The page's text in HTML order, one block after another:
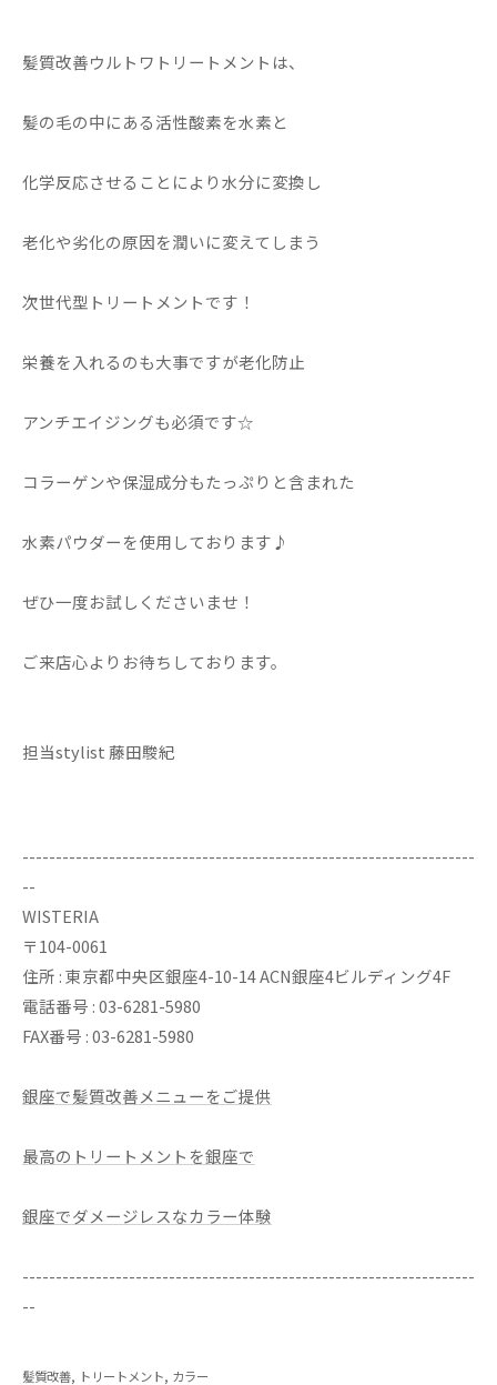
髪質改善ウルトワトリートメントは、
髪の毛の中にある活性酸素を水素と
化学反応させることにより水分に変換し
老化や劣化の原因を潤いに変えてしまう
次世代型トリートメントです！
栄養を入れるのも大事ですが老化防止
アンチエイジングも必須です☆
コラーゲンや保湿成分もたっぷりと含まれた
水素パウダーを使用しております♪
ぜひ一度お試しくださいませ！
ご来店心よりお待ちしております。
担当stylist 藤田駿紀
--------------------------------------------------------------------
--
WISTERIA
〒104-0061
住所 : 東京都中央区銀座4-10-14 ACN銀座4ビルディング4F
電話番号 : 03-6281-5980
FAX番号 : 03-6281-5980
銀座で髪質改善メニューをご提供
最高のトリートメントを銀座で
銀座でダメージレスなカラー体験
--------------------------------------------------------------------
--
髪質改善 トリートメント カラー